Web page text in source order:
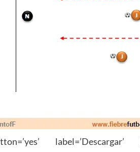
label=’Descargar’